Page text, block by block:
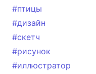
#птицы
#дизайн
#скетч
#рисунок
#иллюстратор